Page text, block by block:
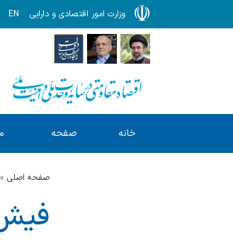
وزارت امور اقتصادی و دارایی EN
خانه صفحه
صفحه اصلی